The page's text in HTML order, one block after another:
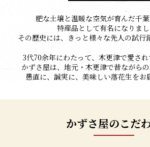
肥な土壌と温暖な空気が育んだ千葉
特産品として有名になりまし
その歴史には、きっと様々な先人の試行
3代70余年にわたって、木更津で愛され
かずさ屋は、地元・木更津で昔ながらの
愚直に、誠実に、美味しい落花生をお
かずさ屋のこだ